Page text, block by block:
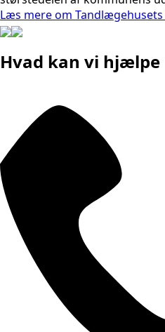
Læs mere om
Hvad kan vi hjælpe